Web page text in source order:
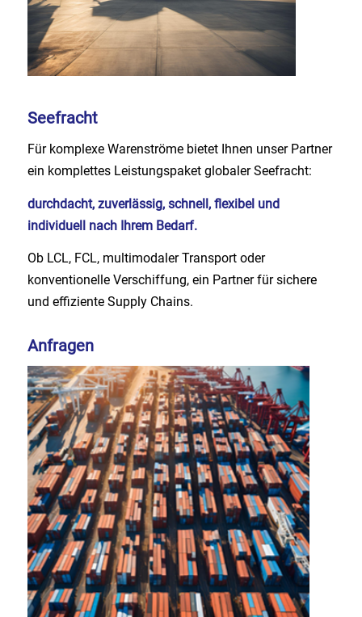
Seefracht
Für komplexe Warenströme bietet Ihnen unser Partner
ein komplettes Leistungspaket globaler Seefracht:
durchdacht, zuverlässig, schnell, flexibel und
individuell nach Ihrem Bedarf.
Ob LCL, FCL, multimodaler Transport oder
konventionelle Verschiffung, ein Partner für sichere
und effiziente Supply Chains.
Anfragen